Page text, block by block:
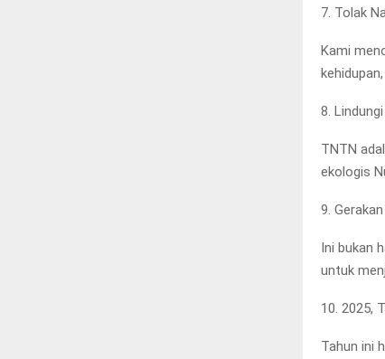
7. Tolak
Kami
8.
TNTN
ekologis
9.
Ini bukan
untuk
10. 2025,
Tahun ini